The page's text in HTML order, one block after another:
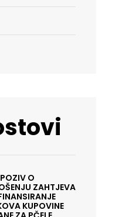
O
ZAHTJEVA
KUPOVINE